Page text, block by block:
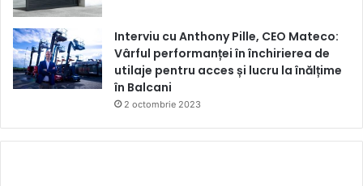
Interviu cu Anthony Pille, CEO Mateco:
Vârful performanței în închirierea de
utilaje pentru acces și lucru la înălțime
în Balcani
2 octombrie 2023